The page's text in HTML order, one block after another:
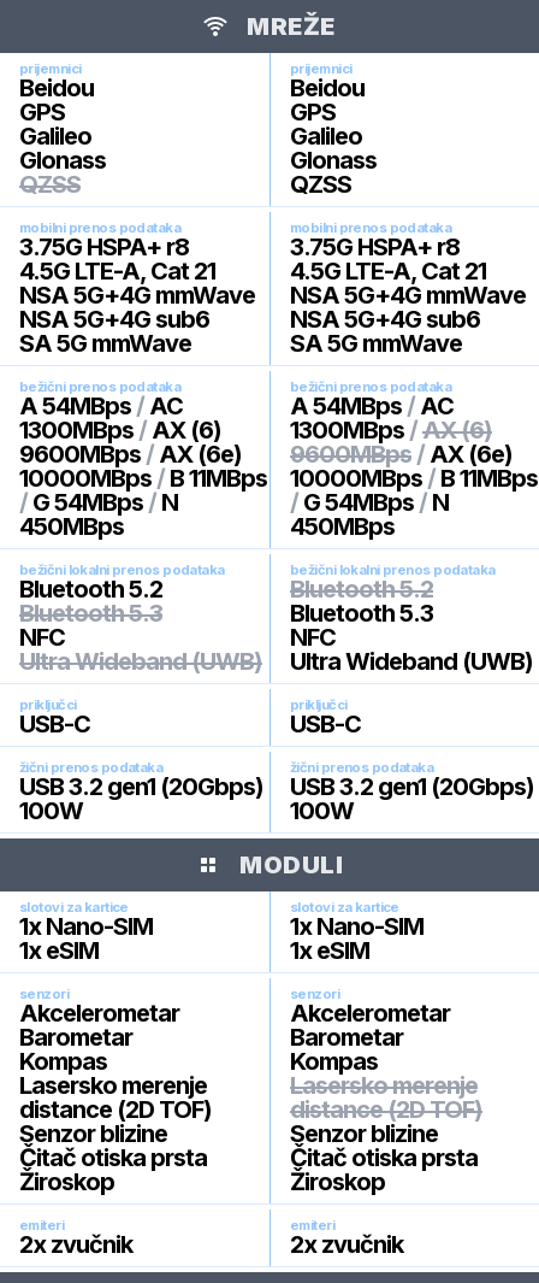
MREŽE
prijemnici
Beidou
GPS
Galileo
Glonass
QZSS
prijemnici
Beidou
GPS
Galileo
Glonass
QZSS
mobilni prenos podataka
3.75G HSPA+ r8
4.5G LTE-A, Cat 21
NSA 5G+4G mmWave
NSA 5G+4G sub6
SA 5G mmWave
mobilni prenos podataka
3.75G HSPA+ r8
4.5G LTE-A, Cat 21
NSA 5G+4G mmWave
NSA 5G+4G sub6
SA 5G mmWave
bežični prenos podataka
A 54MBps / AC
1300MBps / AX (6)
9600MBps / AX (6e)
10000MBps / B 11MBps
/ G 54MBps / N
450MBps
bežični prenos podataka
A 54MBps / AC
1300MBps /AX (6)
9600MBps / AX (6e)
10000MBps / B 11MBps
/ G 54MBps / N
450MBps
bežični lokalni prenos podataka
Bluetooth 5.2
Bluetooth 5.3
NFC
Ultra Wideband (UWB)
bežični lokalni prenos podataka
Bluetooth 5.2
Bluetooth 5.3
NFC
Ultra Wideband (UWB)
priključci
USB-C
priključci
USB-C
žični prenos podataka
USB 3.2 gen1 (20Gbps)
100W
žični prenos podataka
USB 3.2 gen1 (20Gbps)
100W
MODULI
slotovi za kartice
1x Nano-SIM
1x eSIM
slotovi za kartice
1x Nano-SIM
1x eSIM
senzori
Akcelerometar
Barometar
Kompas
Lasersko merenje
distance (2D TOF)
Senzor blizine
Čitač otiska prsta
Žiroskop
senzori
Akcelerometar
Barometar
Kompas
Lasersko merenje
distance (2D TOF)
Senzor blizine
Čitač otiska prsta
Žiroskop
emiteri
2x zvučnik
emiteri
2x zvučnik